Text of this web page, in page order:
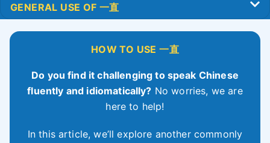
HOW TO USE 一直
Do you find it challenging to speak Chinese
fluently and idiomatically? No worries, we are
here to help!
In this article, we’ll explore another commonly